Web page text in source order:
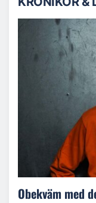
Obekväm med